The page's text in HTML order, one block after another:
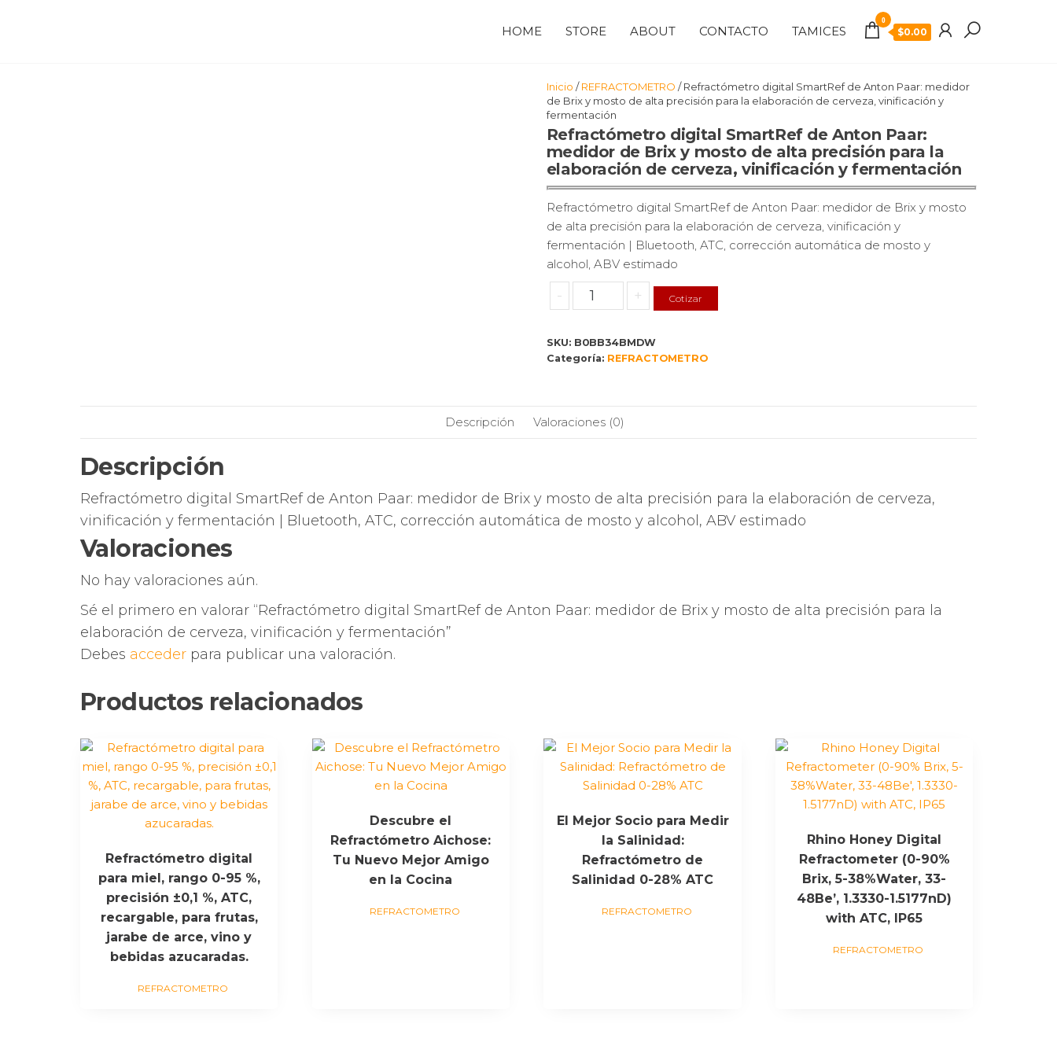
HOME STORE ABOUT CONTACTO TAMICES
0
$0.00
Inicio /REFRACTOMETRO / Refractómetro digital SmartRef de Anton Paar: medidor
de Brix y mosto de alta precisión para la elaboración de cerveza, vinificación y
fermentación
Refractómetro digital SmartRef de Anton Paar:
medidor de Brix y mosto de alta precisión para la
elaboración de cerveza, vinificación y fermentación
Refractómetro digital SmartRef de Anton Paar: medidor de Brix y mosto
de alta precisión para la elaboración de cerveza, vinificación y
fermentación | Bluetooth, ATC, corrección automática de mosto y
alcohol, ABV estimado
-
Refractómetro
digital
de
Anton
de
de
alta
de
+ Cotizar
SKU: B0BB34BMDW
Categoría: REFRACTOMETRO
Descripción Valoraciones (0)
Descripción
Refractómetro digital SmartRef de Anton Paar: medidor de Brix y mosto de alta precisión para la elaboración de cerveza,
vinificación y fermentación |
Bluetooth, ATC, corrección automática de mosto y alcohol, ABV estimado
Valoraciones
No hay valoraciones aún.
Sé el primero en valorar “Refractómetro digital SmartRef de Anton Paar: medidor de Brix y mosto de alta precisión para la
elaboración de cerveza, vinificación y fermentación”
Debes acceder para publicar una valoración.
Productos relacionados
Refractómetro digital
para miel, rango 0-95 %,
precisión ±0,1 %, ATC,
recargable, para frutas,
jarabe de arce, vino y
bebidas azucaradas.
REFRACTOMETRO
Descubre el
Refractómetro Aichose:
Tu Nuevo Mejor Amigo
en la Cocina
REFRACTOMETRO
El Mejor Socio para Medir
la Salinidad:
Refractómetro de
Salinidad 0-28% ATC
REFRACTOMETRO
Rhino Honey Digital
Refractometer (0-90%
Brix, 5-38%Water, 33-
48Be’, 1.3330-1.5177nD)
with ATC, IP65
REFRACTOMETRO